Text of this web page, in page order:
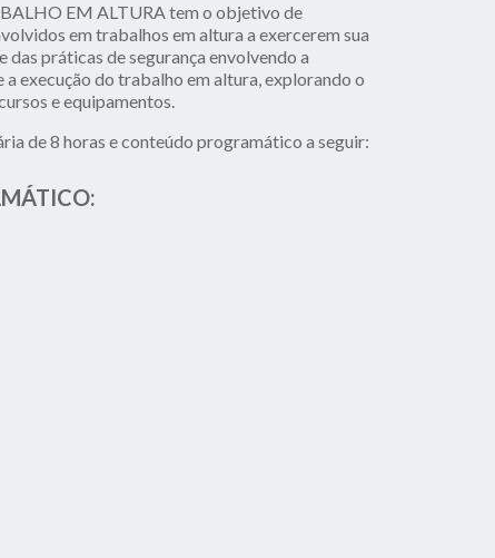
EM ALTURA tem o objetivo de
em trabalhos em altura a exercerem sua
das práticas de segurança envolvendo a
a execução do trabalho em altura, explorando o
e equipamentos.
de 8 horas e conteúdo programático a seguir: